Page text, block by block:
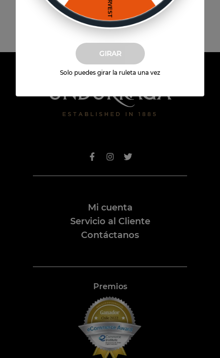
Mi cuenta
Servicio al Cliente
Contáctanos
Premios
GIRAR
Solo puedes girar la ruleta una vez